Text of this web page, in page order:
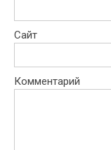
Сайт
Комментарий